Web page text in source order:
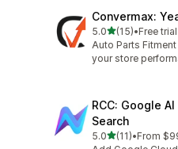
Convermax:
5.0เต็ม 5 ดาว
(15)
ทั้งหมด 15 รีวิว
•Free
Auto Parts
your store
RCC: Google
Search
5.0เต็ม 5 ดาว
(11)
ทั้งหมด 11 รีวิว
•From